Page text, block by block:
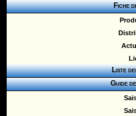
Fiche
Liste
Guide